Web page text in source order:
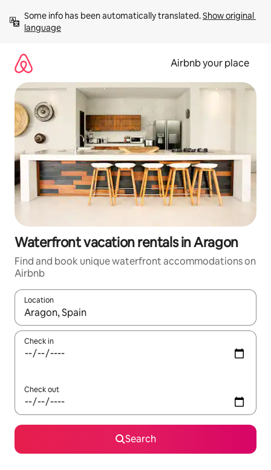
content
Some info has been automatically translated. Show original
language
Airbnb your place
Waterfront vacation rentals in Aragon
Find and book unique waterfront accommodations on
Airbnb
Location
When results are available, navigate with up and down arrow
Check in
Check out
Search